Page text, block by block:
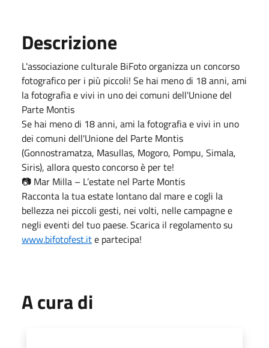
Descrizione
L'associazione culturale BiFoto organizza un concorso
fotografico per i più piccoli! Se hai meno di 18 anni, ami
la fotografia e vivi in uno dei comuni dell'Unione del
Parte Montis
Se hai meno di 18 anni, ami la fotografia e vivi in uno
dei comuni dell'Unione del Parte Montis
(Gonnostramatza, Masullas, Mogoro, Pompu, Simala,
Siris), allora questo concorso è per te!
📷 Mar Milla – L’estate nel Parte Montis
Racconta la tua estate lontano dal mare e cogli la
bellezza nei piccoli gesti, nei volti, nelle campagne e
negli eventi del tuo paese. Scarica il regolamento su
www.bifotofest.ite partecipa!
A cura di